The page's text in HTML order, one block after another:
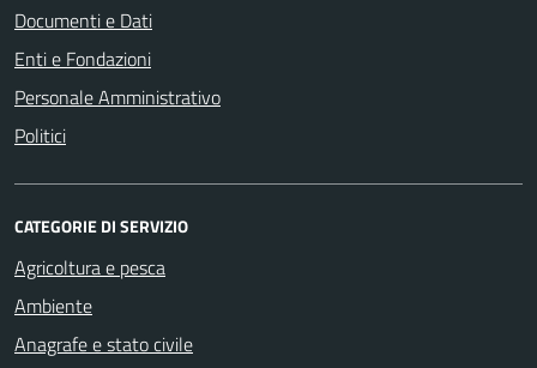
Documenti e Dati
Enti e Fondazioni
Personale Amministrativo
Politici
CATEGORIE DI SERVIZIO
Agricoltura e pesca
Ambiente
Anagrafe e stato civile